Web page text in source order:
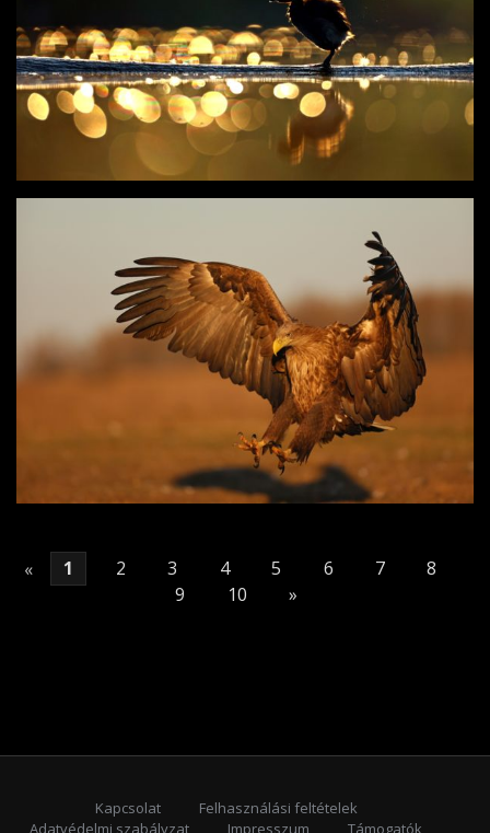
« 1 2 3 4 5 6 7
8
9
10 »
Kapcsolat
Felhasználási feltételek
Adatvédelmi szabályzat
Impresszum Támogatók